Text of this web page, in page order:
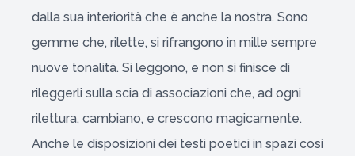
dalla sua interiorità che è anche la nostra. Sono
gemme che, rilette, si rifrangono in mille sempre
nuove tonalità. Si leggono, e non si finisce di
rileggerli sulla scia di associazioni che, ad ogni
rilettura, cambiano, e crescono magicamente.
Anche le disposizioni dei testi poetici in spazi così